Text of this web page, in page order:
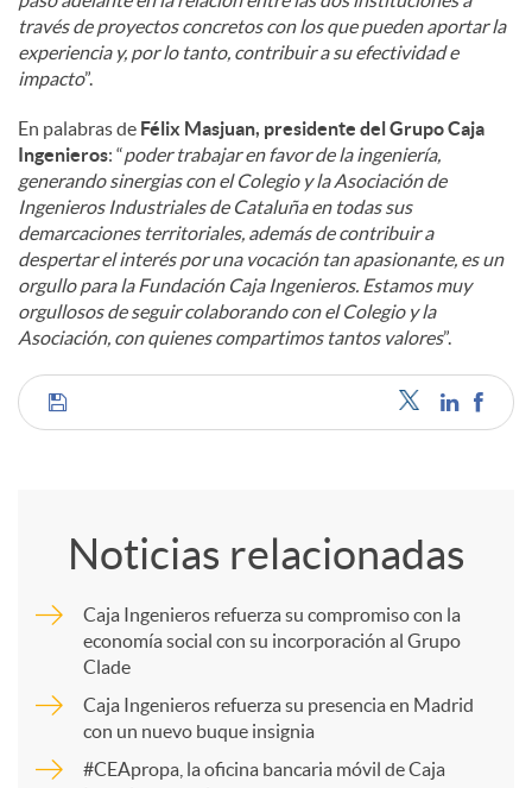
través de proyectos concretos con los que pueden aportar la
experiencia y, por lo tanto, contribuir a su efectividad e
impacto”.
En palabras de Félix Masjuan, presidente del Grupo Caja
Ingenieros: “poder trabajar en favor de la ingeniería,
generando sinergias con el Colegio y la Asociación de
Ingenieros Industriales de Cataluña en todas sus
demarcaciones territoriales, además de contribuir a
despertar el interés por una vocación tan apasionante, es un
orgullo para la Fundación Caja Ingenieros. Estamos muy
orgullosos de seguir colaborando con el Colegio y la
Asociación, con quienes compartimos tantos valores”.
C
m
Noticias relacionadas
Caja Ingenieros refuerza su compromiso con la
economía social con su incorporación al Grupo
Clade
Caja Ingenieros refuerza su presencia en Madrid
con un nuevo buque insignia
#CEApropa, la oficina bancaria móvil de Caja